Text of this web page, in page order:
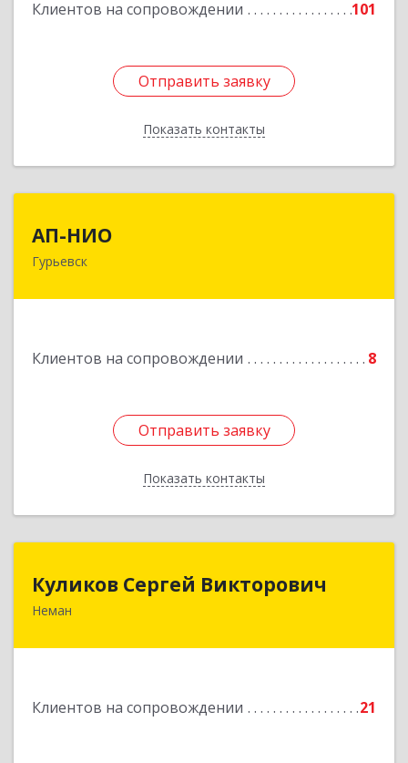
Клиентов на сопровождении 101
Отправить заявку
Показать контакты
Отправить заявку
Назад
АП-НИО
Гурьевск
Клиентов на сопровождении 8
Отправить заявку
Показать контакты
238300 Калининградская обл, Гурьевск г,
Отправить заявку
Назад
Куликов Сергей Викторович
Неман
Клиентов на сопровождении 21
Куликов Сергей Викторович